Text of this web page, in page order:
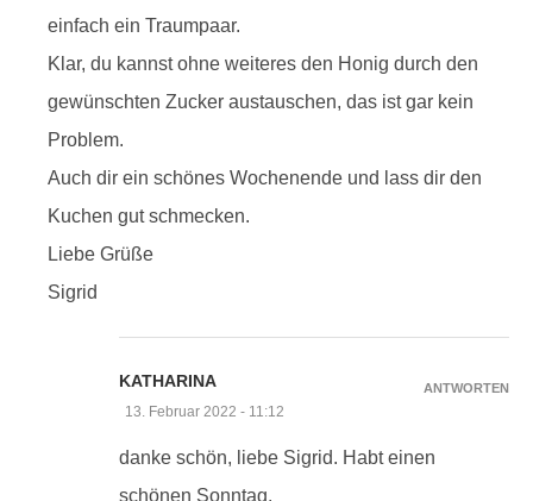
einfach ein Traumpaar.
Klar, du kannst ohne weiteres den Honig durch den
gewünschten Zucker austauschen, das ist gar kein
Problem.
Auch dir ein schönes Wochenende und lass dir den
Kuchen gut schmecken.
Liebe Grüße
Sigrid
KATHARINA
13. Februar 2022 - 11:12
danke schön, liebe Sigrid. Habt einen
schönen Sonntag.
ANTWORTEN